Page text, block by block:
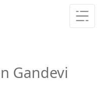
Gandevi